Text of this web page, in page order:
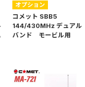
オプション
コメット SBB5
144/430MHz デュアル
バンド モービル用